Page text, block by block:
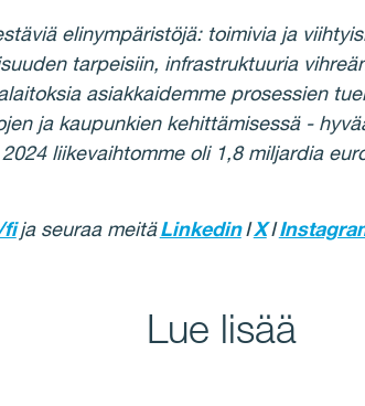
elinympäristöjä: toimivia ja
tarpeisiin, infrastruktuuria
asiakkaidemme prosessien
ja kaupunkien kehittämisessä -
liikevaihtomme oli 1,8 miljardia
fija seuraa meitäLinkedinIXI
Lue lisää